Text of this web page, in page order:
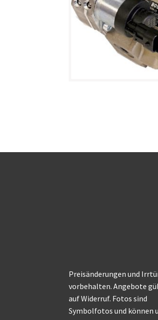
Preisänderungen und
vorbehalten. Angebote
auf Widerruf. Fotos sind
Symbolfotos und können